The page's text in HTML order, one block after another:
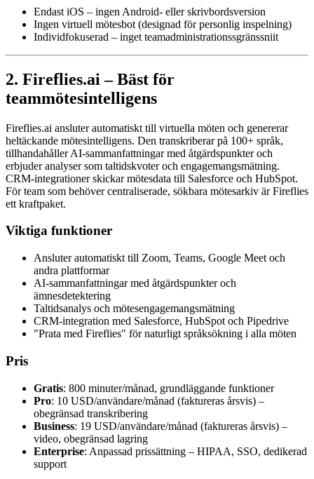
Endast iOS – ingen Android- eller skrivbordsversion
Ingen virtuell mötesbot (designad för personlig inspelning)
Individfokuserad – inget teamadministrationssgränssniit
2. Fireflies.ai – Bäst för
teammötesintelligens
Fireflies.ai ansluter automatiskt till virtuella möten och genererar
heltäckande mötesintelligens. Den transkriberar på 100+ språk,
tillhandahåller AI-sammanfattningar med åtgärdspunkter och
erbjuder analyser som taltidskvoter och engagemangsmätning.
CRM-integrationer skickar mötesdata till Salesforce och HubSpot.
För team som behöver centraliserade, sökbara mötesarkiv är Fireflies
ett kraftpaket.
Viktiga funktioner
Ansluter automatiskt till Zoom, Teams, Google Meet och
andra plattformar
AI-sammanfattningar med åtgärdspunkter och
ämnesdetektering
Taltidsanalys och mötesengagemangsmätning
CRM-integration med Salesforce, HubSpot och Pipedrive
"Prata med Fireflies" för naturligt språksökning i alla möten
Pris
Gratis: 800 minuter/månad, grundläggande funktioner
Pro: 10 USD/användare/månad (faktureras årsvis) –
obegränsad transkribering
Business: 19 USD/användare/månad (faktureras årsvis) –
video, obegränsad lagring
Enterprise: Anpassad prissättning – HIPAA, SSO, dedikerad
support